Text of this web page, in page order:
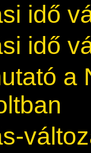
idő
idő
a